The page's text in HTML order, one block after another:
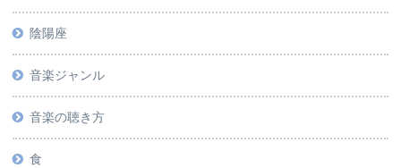
陰陽座
音楽ジャンル
音楽の聴き方
食